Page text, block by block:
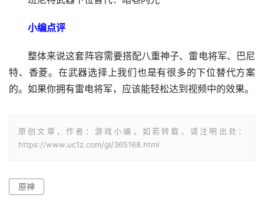
小编点评
整体来说这套阵容需要搭配八重神子、雷电将军、巴尼
特、香菱。在武器选择上我们也是有很多的下位替代方案
的。如果你拥有雷电将军，应该能轻松达到视频中的效果。
原创文章，作者：游戏小编，如若转载，请注明出处：
https://www.uc1z.com/gl/365168.html
原神